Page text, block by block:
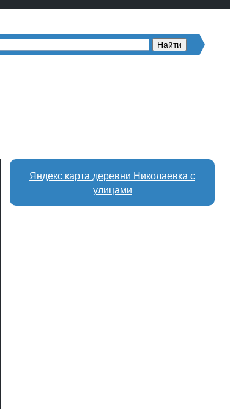
Яндекс карта деревни Николаевка с
улицами